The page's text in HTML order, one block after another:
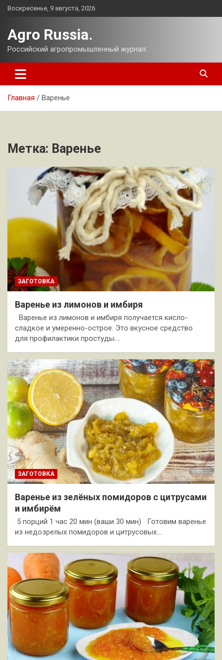
Перейти
Воскресенье, 9 августа, 2026
Agro Russia.
Российский агропромышленный журнал.
Главная Варенье
Метка: Варенье
ЗАГОТОВКА
Варенье из лимонов и имбиря
Варенье из лимонов и имбиря получается кисло-
сладкое и умеренно-острое. Это вкусное средство
для профилактики простуды.…
ЗАГОТОВКА
Варенье из зелёных помидоров с цитрусами
и имбирём
5 порций 1 час 20 мин (ваши 30 мин) Готовим варенье
из недозрелых помидоров и цитрусовых.…